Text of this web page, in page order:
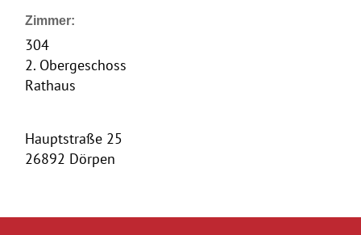
Zimmer:
304
2. Obergeschoss
Rathaus
Hauptstraße 25
26892 Dörpen